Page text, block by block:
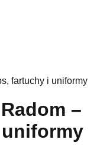
fartuchy i uniformy
–